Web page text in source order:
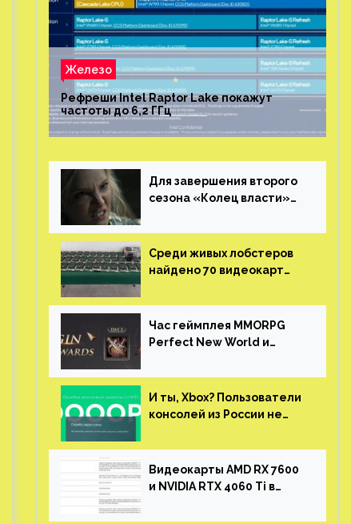
Железо
Рефреши Intel Raptor Lake покажут
частоты до 6,2 ГГц
Для завершения второго
сезона «Колец власти»
Среди живых лобстеров
найдено 70 видеокарт
китайской таможни
Час геймплея MMORPG
Perfect New World и
И ты, Xbox? Пользователи
консолей из России не
учетные записи
Видеокарты AMD RX 7600
и NVIDIA RTX 4060 Ti в